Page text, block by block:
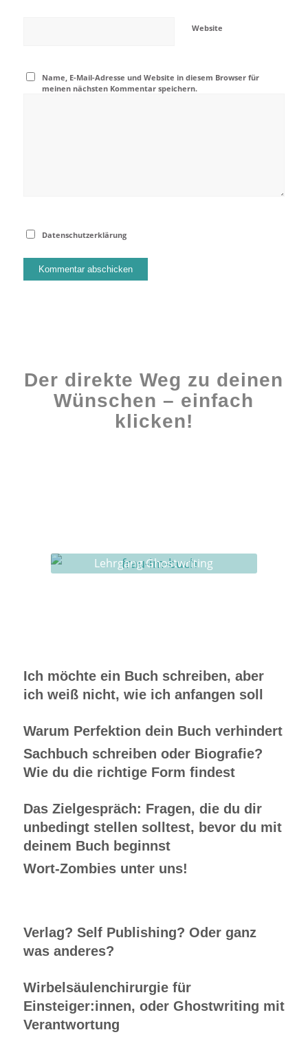
Website
Name, E-Mail-Adresse und Website in diesem Browser für
meinen nächsten Kommentar speichern.
Datenschutzerklärung
Der direkte Weg zu deinen
Wünschen – einfach
klicken!
Lehrgang Ghostwriting
Ich möchte ein Buch schreiben, aber
ich weiß nicht, wie ich anfangen soll
Warum Perfektion dein Buch verhindert
Sachbuch schreiben oder Biografie?
Wie du die richtige Form findest
Das Zielgespräch: Fragen, die du dir
unbedingt stellen solltest, bevor du mit
deinem Buch beginnst
Wort-Zombies unter uns!
Verlag? Self Publishing? Oder ganz
was anderes?
Wirbelsäulenchirurgie für
Einsteiger:innen, oder Ghostwriting mit
Verantwortung